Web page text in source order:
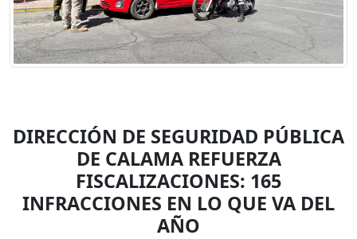
DIRECCIÓN DE SEGURIDAD PÚBLICA
DE CALAMA REFUERZA
FISCALIZACIONES: 165
INFRACCIONES EN LO QUE VA DEL
AÑO